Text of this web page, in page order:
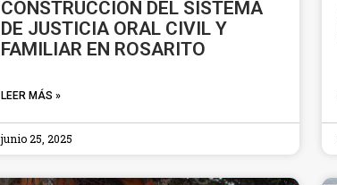
CONSTRUCCIÓN DEL SISTEMA
DE JUSTICIA ORAL CIVIL Y
FAMILIAR EN ROSARITO
LEER MÁS »
junio 25, 2025